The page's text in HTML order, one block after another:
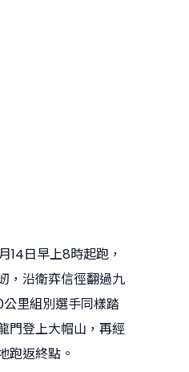
14日早上8時起跑，
，沿衛弈信徑翻過九
里組別選手同樣踏
門登上大帽山，再經
跑返終點。